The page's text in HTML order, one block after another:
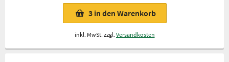
3 in den Warenkorb
inkl. MwSt. zzgl. Versandkosten